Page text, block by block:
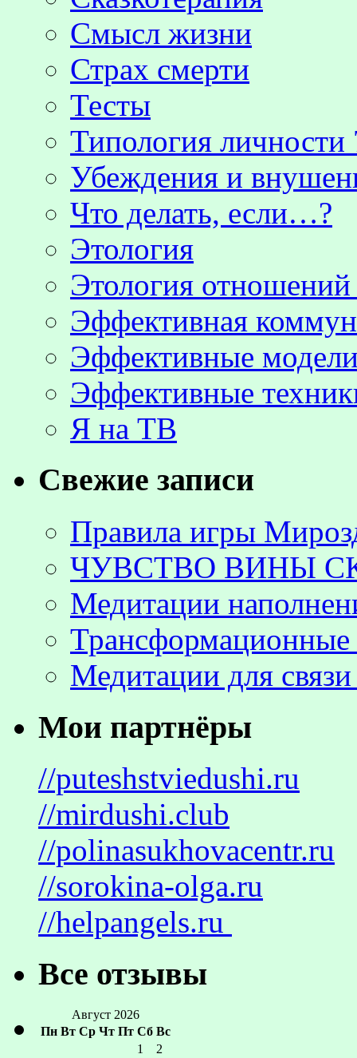
Смысл жизни
Страх смерти
Тесты
Типология личности
Убеждения и
Что делать, если…?
Этология
Этология
Эффективная
Эффективные
Эффективные
Я на ТВ
Свежие записи
Правила игры
ЧУВСТВО ВИНЫ
Медитации
Трансформационные
Медитации для
Мои партнёры
//puteshstviedushi.ru
//mirdushi.club
//polinasukhovacentr.ru
//sorokina-olga.ru
//helpangels.ru
Все отзывы
Август 2026
Пн Вт Ср Чт Пт Сб Вс
1
2